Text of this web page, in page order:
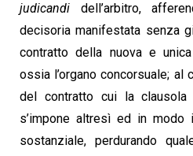
judicandi dell’arbitro,
decisoria manifestata senza
contratto della nuova e
ossia l’organo concorsuale;
del contratto cui la clausola
s’impone altresì ed in modo
sostanziale, perdurando